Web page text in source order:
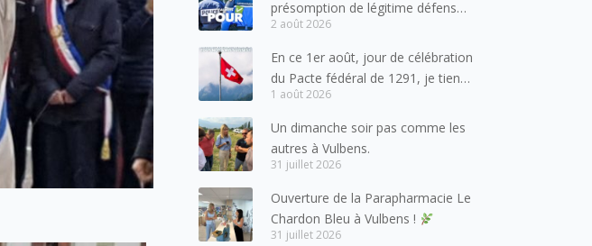
présomption de légitime défense
pour les forces de l’ordre
2 août 2026
En ce 1er août, jour de célébration
du Pacte fédéral de 1291, je tiens
à adresser mes meilleures
salutations à nos voisins et amis
suisses, et plus particulièrement
aux habitants du bassin genevois
lesquels la Haute-Savoie
entretient des liens étroits et
1 août 2026
Un dimanche soir pas comme les
autres à Vulbens.
31 juillet 2026
Ouverture de la Parapharmacie Le
Chardon Bleu à Vulbens !
31 juillet 2026